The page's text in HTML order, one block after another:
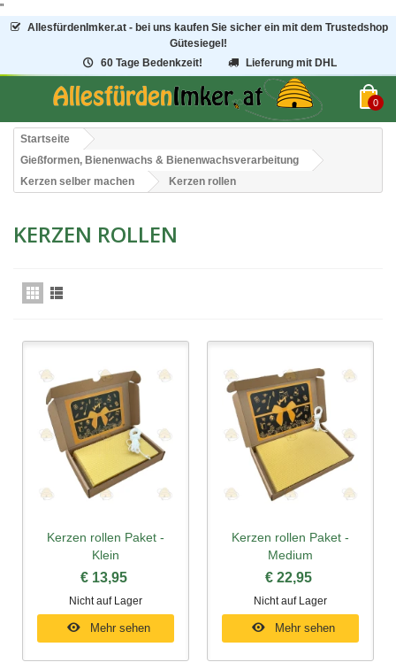
"
AllesfürdenImker.at - bei uns kaufen Sie sicher ein mit dem Trustedshop
Gütesiegel!
60 Tage Bedenkzeit!
Lieferung mit DHL
0
Startseite
Gießformen, Bienenwachs & Bienenwachsverarbeitung
Kerzen selber machen
Kerzen rollen
KERZEN ROLLEN
Kerzen rollen Paket -
Klein
€ 13,95
Nicht auf Lager
Mehr sehen
Kerzen rollen Paket -
Medium
€ 22,95
Nicht auf Lager
Mehr sehen